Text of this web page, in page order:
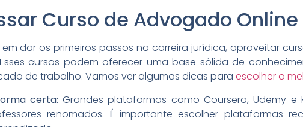
Curso de Advogado Online
dar os primeiros passos na carreira jurídica, aproveitar
cursos podem oferecer uma base sólida de
de trabalho. Vamos ver algumas dicas para escolher o
certa: Grandes plataformas como Coursera, Udemy
renomados. É importante escolher plataformas